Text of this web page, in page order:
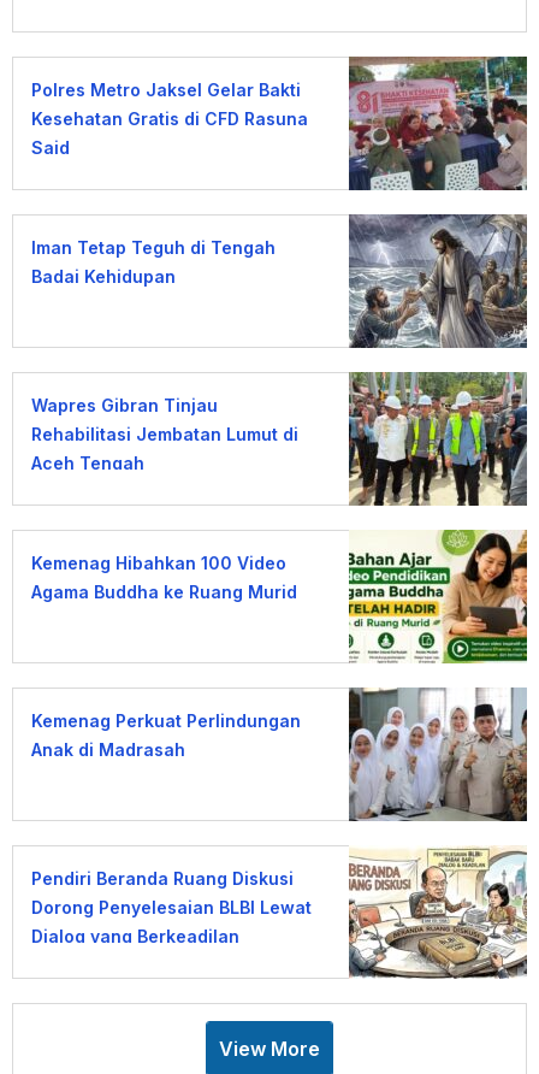
Polres Metro Jaksel Gelar Bakti
Kesehatan Gratis di CFD Rasuna
Said
Iman Tetap Teguh di Tengah
Badai Kehidupan
Wapres Gibran Tinjau
Rehabilitasi Jembatan Lumut di
Aceh Tengah
Kemenag Hibahkan 100 Video
Agama Buddha ke Ruang Murid
Kemenag Perkuat Perlindungan
Anak di Madrasah
Pendiri Beranda Ruang Diskusi
Dorong Penyelesaian BLBI Lewat
Dialog yang Berkeadilan
View More